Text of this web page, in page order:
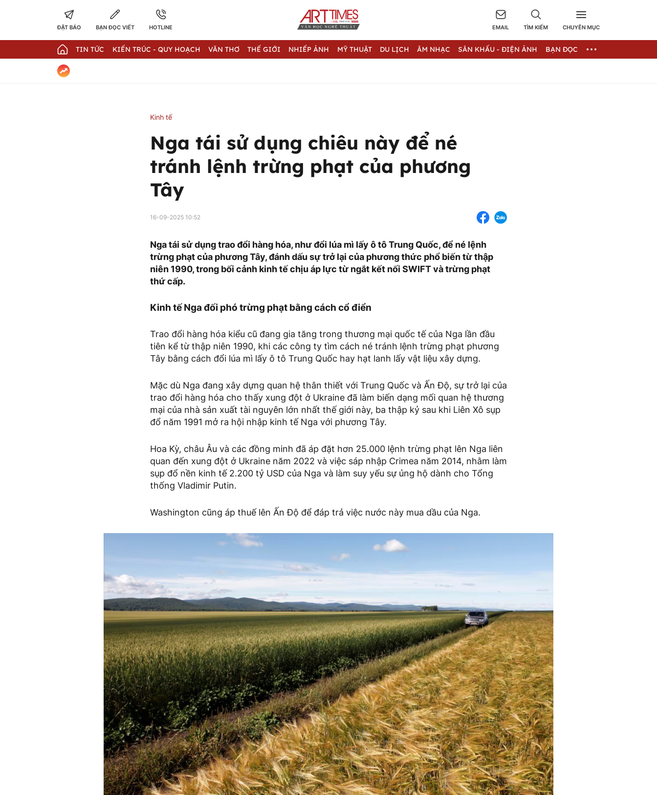
ĐẶT BÁO BẠN ĐỌC VIẾT HOTLINE EMAIL TÌM KIẾM CHUYÊN MỤC
TIN TỨC KIẾN TRÚC - QUY HOẠCH VĂN THƠ THẾ GIỚI NHIẾP ẢNH MỸ THUẬT DU LỊCH ÂM NHẠC SÂN KHẤU - ĐIỆN ẢNH BẠN ĐỌC
Kinh tế
Nga tái sử dụng chiêu này để né
tránh lệnh trừng phạt của phương
Tây
16-09-2025 10:52
Nga tái sử dụng trao đổi hàng hóa, như đổi lúa mì lấy ô tô Trung Quốc, để né lệnh
trừng phạt của phương Tây, đánh dấu sự trở lại của phương thức phổ biến từ thập
niên 1990, trong bối cảnh kinh tế chịu áp lực từ ngắt kết nối SWIFT và trừng phạt
thứ cấp.
Kinh tế Nga đối phó trừng phạt bằng cách cổ điển
Trao đổi hàng hóa kiểu cũ đang gia tăng trong thương mại quốc tế của Nga lần đầu
tiên kể từ thập niên 1990, khi các công ty tìm cách né tránh lệnh trừng phạt phương
Tây bằng cách đổi lúa mì lấy ô tô Trung Quốc hay hạt lanh lấy vật liệu xây dựng.
Mặc dù Nga đang xây dựng quan hệ thân thiết với Trung Quốc và Ấn Độ, sự trở lại của
trao đổi hàng hóa cho thấy xung đột ở Ukraine đã làm biến dạng mối quan hệ thương
mại của nhà sản xuất tài nguyên lớn nhất thế giới này, ba thập kỷ sau khi Liên Xô sụp
đổ năm 1991 mở ra hội nhập kinh tế Nga với phương Tây.
Hoa Kỳ, châu Âu và các đồng minh đã áp đặt hơn 25.000 lệnh trừng phạt lên Nga liên
quan đến xung đột ở Ukraine năm 2022 và việc sáp nhập Crimea năm 2014, nhằm làm
sụp đổ nền kinh tế 2.200 tỷ USD của Nga và làm suy yếu sự ủng hộ dành cho Tổng
thống Vladimir Putin.
Washington cũng áp thuế lên Ấn Độ để đáp trả việc nước này mua dầu của Nga.